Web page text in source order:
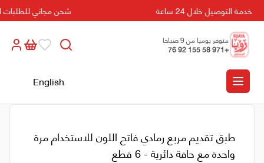
خدمة التوصيل خلال 24 ساعة شحن مجاني للطلبات التي
متوفر يوميا من 9 صباحا
الى 5 مسائا
+971 58 155 92 76
English
طبق تقديم مربع رمادي فاتح اللون للاستخدام مرة
واحدة مع حافة دائرية - 6 قطع